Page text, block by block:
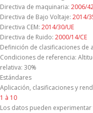
Directiva de maquinaria: 2006/
Directiva de Bajo Voltaje: 2014/
Directiva CEM: 2014/30/UE
Directiva de Ruido: 2000/14/CE
Definición de clasificaciones de
Condiciones de referencia:
relativa: 30%
Estándares
Aplicación, clasificaciones y
1 à 10
Los datos pueden